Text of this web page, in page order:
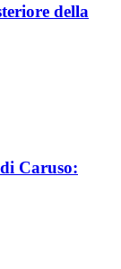
della
Caruso: